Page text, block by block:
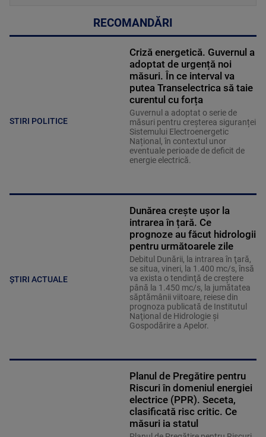
RECOMANDĂRI
STIRI POLITICE
Criză energetică. Guvernul a
adoptat de urgență noi
măsuri. În ce interval va
putea Transelectrica să taie
curentul cu forța
Guvernul a adoptat o serie de
măsuri pentru creșterea siguranței
Sistemului Electroenergetic
Național, în contextul unor
eventuale perioade de deficit de
energie electrică.
ȘTIRI ACTUALE
Dunărea crește ușor la
intrarea în țară. Ce
prognoze au făcut hidrologii
pentru următoarele zile
Debitul Dunării, la intrarea în ţară,
se situa, vineri, la 1.400 mc/s, însă
va exista o tendinţă de creştere
până la 1.450 mc/s, la jumătatea
săptămânii viitoare, reiese din
prognoza publicată de Institutul
Naţional de Hidrologie şi
Gospodărire a Apelor.
Planul de Pregătire pentru
Riscuri în domeniul energiei
electrice (PPR). Seceta,
clasificată risc critic. Ce
măsuri ia statul